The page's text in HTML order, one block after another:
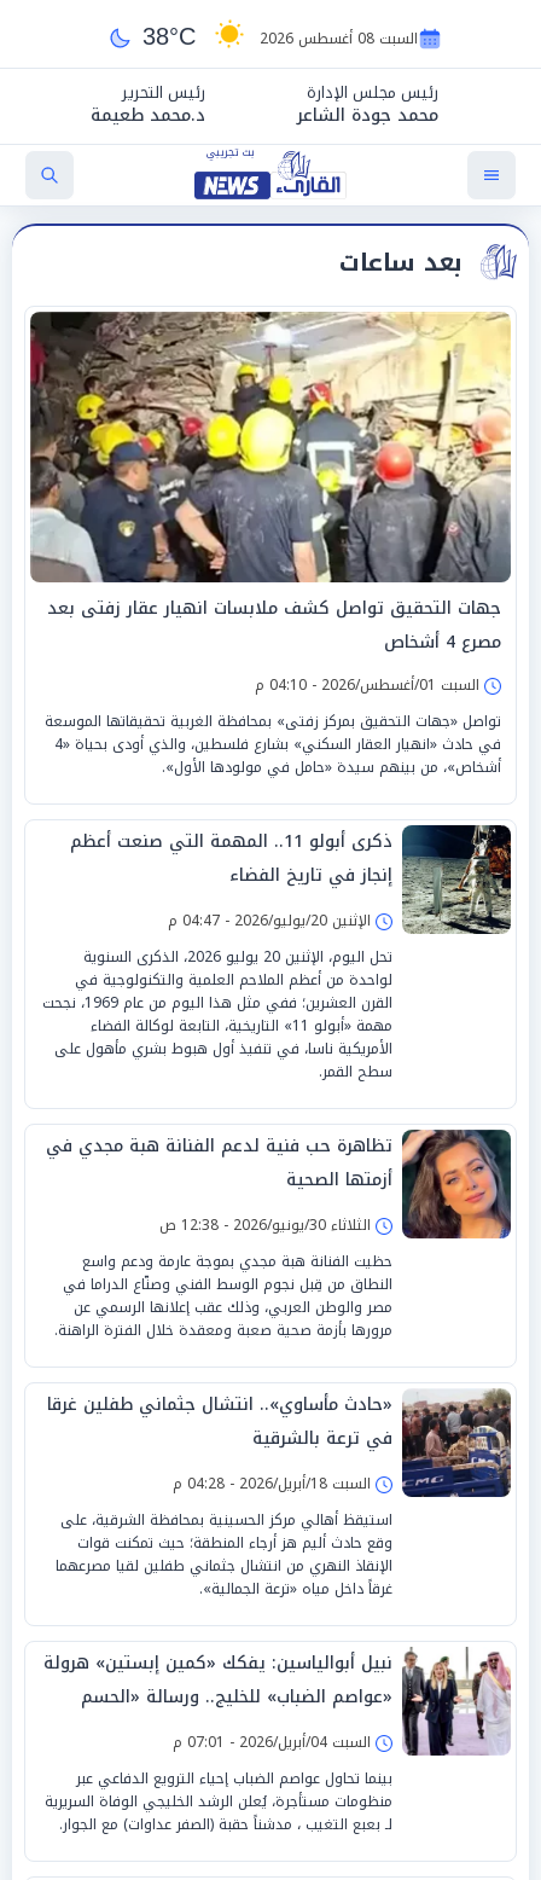
السبت 08 أغسطس 2026 38°C
رئيس مجلس الإدارة
محمد جودة الشاعر
رئيس التحرير
د.محمد طعيمة
بعد ساعات
جهات التحقيق تواصل كشف ملابسات انهيار عقار زفتى بعد
مصرع 4 أشخاص
السبت 01/أغسطس/2026 - 04:10 م
تواصل «جهات التحقيق بمركز زفتى» بمحافظة الغربية تحقيقاتها الموسعة
في حادث «انهيار العقار السكني» بشارع فلسطين، والذي أودى بحياة «4
أشخاص»، من بينهم سيدة «حامل في مولودها الأول».
ذكرى أبولو 11.. المهمة التي صنعت أعظم
إنجاز في تاريخ الفضاء
الإثنين 20/يوليو/2026 - 04:47 م
تحل اليوم، الإثنين 20 يوليو 2026، الذكرى السنوية
لواحدة من أعظم الملاحم العلمية والتكنولوجية في
القرن العشرين؛ ففي مثل هذا اليوم من عام 1969، نجحت
مهمة «أبولو 11» التاريخية، التابعة لوكالة الفضاء
الأمريكية ناسا، في تنفيذ أول هبوط بشري مأهول على
سطح القمر.
تظاهرة حب فنية لدعم الفنانة هبة مجدي في
أزمتها الصحية
الثلاثاء 30/يونيو/2026 - 12:38 ص
حظيت الفنانة هبة مجدي بموجة عارمة ودعم واسع
النطاق من قِبل نجوم الوسط الفني وصنّاع الدراما في
مصر والوطن العربي، وذلك عقب إعلانها الرسمي عن
مرورها بأزمة صحية صعبة ومعقدة خلال الفترة الراهنة.
«حادث مأساوي».. انتشال جثماني طفلين غرقا
في ترعة بالشرقية
السبت 18/أبريل/2026 - 04:28 م
استيقظ أهالي مركز الحسينية بمحافظة الشرقية، على
وقع حادث أليم هز أرجاء المنطقة؛ حيث تمكنت قوات
الإنقاذ النهري من انتشال جثماني طفلين لقيا مصرعهما
غرقاً داخل مياه «ترعة الجمالية».
نبيل أبوالياسين: يفكك «كمين إبستين» هرولة
«عواصم الضباب» للخليج.. ورسالة «الحسم
الدبلوماسي» لـ «طهران »
السبت 04/أبريل/2026 - 07:01 م
بينما تحاول عواصم الضباب إحياء الترويع الدفاعي عبر
منظومات مستأجرة، يُعلن الرشد الخليجي الوفاة السريرية
لـ بعبع التغيب ، مدشناً حقبة (الصفر عداوات) مع الجوار.